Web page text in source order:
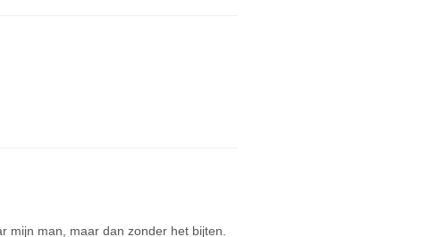
mijn man, maar dan zonder het bijten.